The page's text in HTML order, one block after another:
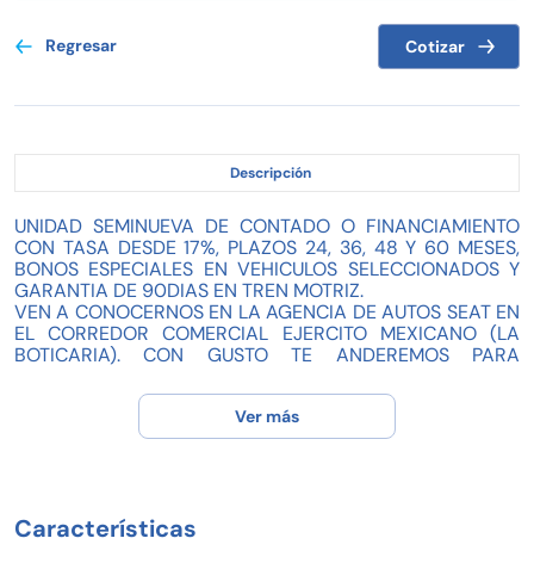
Regresar Cotizar
Descripción
UNIDAD SEMINUEVA DE CONTADO O FINANCIAMIENTO
CON TASA DESDE 17%, PLAZOS 24, 36, 48 Y 60 MESES,
BONOS ESPECIALES EN VEHICULOS SELECCIONADOS Y
GARANTIA DE 90DIAS EN TREN MOTRIZ.
VEN A CONOCERNOS EN LA AGENCIA DE AUTOS SEAT EN
EL CORREDOR COMERCIAL EJERCITO MEXICANO (LA
BOTICARIA). CON GUSTO TE ANDEREMOS PARA
¡¡¡VEN Y PIDE TU PRUEBA DE MANEJO, TE ESPERAMOS!!!
Ver más
Características